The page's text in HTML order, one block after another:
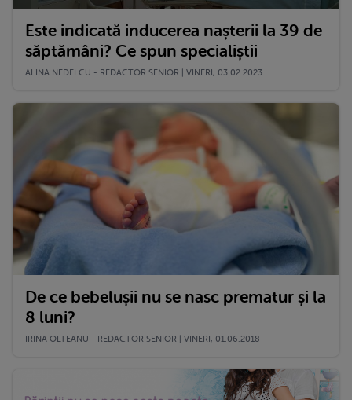
Este indicată inducerea nașterii la 39 de
săptămâni? Ce spun specialiștii
ALINA NEDELCU - REDACTOR SENIOR | VINERI, 03.02.2023
De ce bebelușii nu se nasc prematur și la
8 luni?
IRINA OLTEANU - REDACTOR SENIOR | VINERI, 01.06.2018